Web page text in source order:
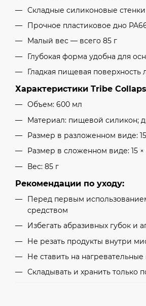
Складные силиконовые
Прочное пластиковое дно
Малый вес — всего 85 г
Глубокая форма удобна для
Гладкая пищевая поверхность
Характеристики Tribe
Объем: 600 мл
Материал: пищевой силикон;
Размер в разложенном виде: 15
Размер в сложенном виде: 15 ×
Вес: 85 г
Рекомендации по уходу:
Перед первым
средством
Избегать абразивных губок и
Не резать продукты внутри
Не ставить на
Складывать и хранить только